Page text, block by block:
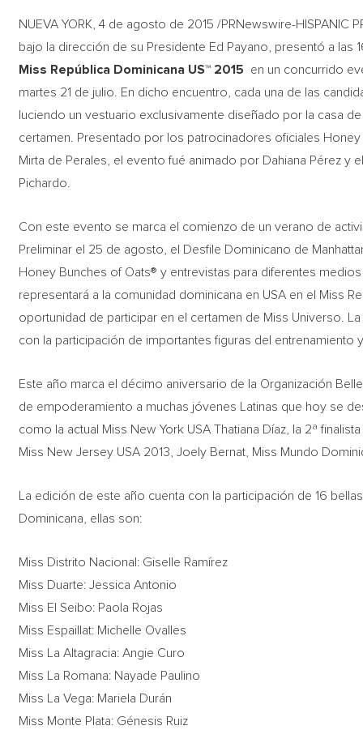
NUEVA YORK, 4 de agosto de 2015 /PRNewswire-HISPANIC
bajo la dirección de su Presidente Ed Payano, presentó a las
Miss República Dominicana US™ 2015 en un concurrido
martes 21 de julio. En dicho encuentro, cada una de las
luciendo un vestuario exclusivamente diseñado por la casa
certamen. Presentado por los patrocinadores oficiales
Mirta de Perales, el evento fué animado por Dahiana Pérez y
Pichardo.
Con este evento se marca el comienzo de un verano de
Preliminar el 25 de agosto, el Desfile Dominicano de
Honey Bunches of Oats® y entrevistas para diferentes
representará a la comunidad dominicana en USA en el Miss
oportunidad de participar en el certamen de Miss Universo.
con la participación de importantes figuras del entrenamiento
Este año marca el décimo aniversario de la Organización
de empoderamiento a muchas jóvenes Latinas que hoy se
como la actual Miss New York USA Thatiana Díaz, la 2ª
Miss New Jersey USA 2013, Joely Bernat, Miss Mundo
La edición de este año cuenta con la participación de 16
Dominicana, ellas son:
Miss Distrito Nacional: Giselle Ramírez
Miss Duarte: Jessica Antonio
Miss El Seibo: Paola Rojas
Miss Espaillat: Michelle Ovalles
Miss La Altagracia: Angie Curo
Miss La Romana: Nayade Paulino
Miss La Vega: Mariela Durán
Miss Monte Plata: Génesis Ruiz